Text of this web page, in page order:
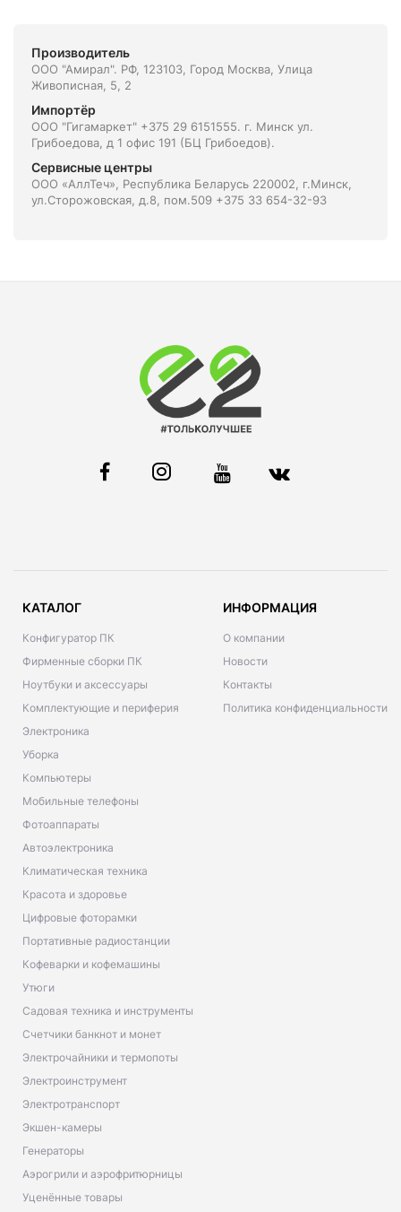
Производитель
ООО "Амирал". РФ, 123103, Город Москва, Улица
Живописная, 5, 2
Импортёр
ООО "Гигамаркет" +375 29 6151555. г. Минск ул.
Грибоедова, д 1 офис 191 (БЦ Грибоедов).
Сервисные центры
ООО «АллТеч», Республика Беларусь 220002, г.Минск,
ул.Сторожовская, д.8, пом.509 +375 33 654-32-93
КАТАЛОГ
Конфигуратор ПК
Фирменные сборки ПК
Ноутбуки и аксессуары
Комплектующие и периферия
Электроника
Уборка
Компьютеры
Мобильные телефоны
Фотоаппараты
Автоэлектроника
Климатическая техника
Красота и здоровье
Цифровые фоторамки
Портативные радиостанции
Кофеварки и кофемашины
Утюги
Садовая техника и инструменты
Счетчики банкнот и монет
Электрочайники и термопоты
Электроинструмент
Электротранспорт
Экшен-камеры
Генераторы
Аэрогрили и аэрофритюрницы
Уценённые товары
ИНФОРМАЦИЯ
О компании
Новости
Контакты
Политика конфиденциальности